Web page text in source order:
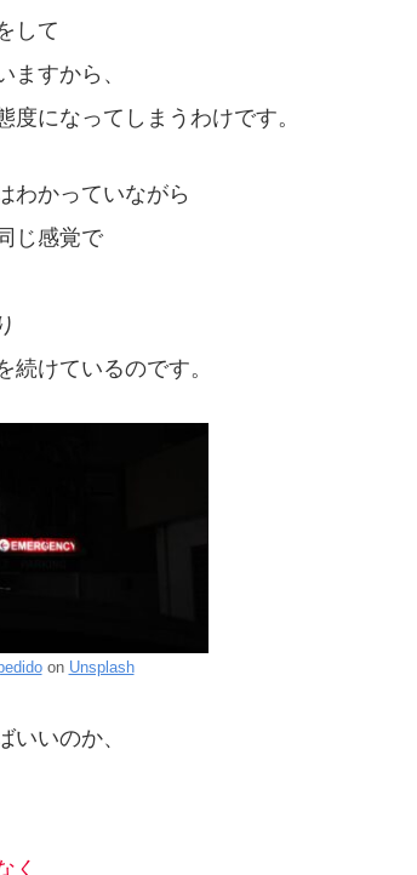
して
ますから、
度になってしまうわけです。
わかっていながら
じ感覚で
続けているのです。
on Unsplash
いいのか、
く